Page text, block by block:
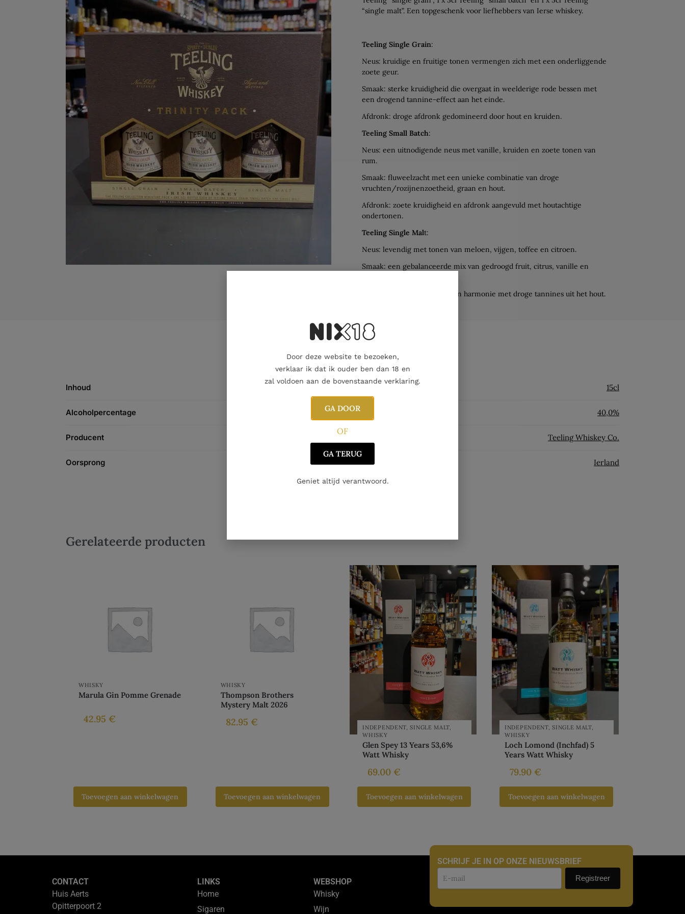
“single malt”. Een topgeschenk voor liefhebbers van Ierse whiskey.
Teeling Single Grain:
Neus: kruidige en fruitige tonen vermengen zich met een onderliggende
zoete geur.
Smaak: sterke kruidigheid die overgaat in weelderige rode bessen met
een drogend tannine-effect aan het einde.
Afdronk: droge afdronk gedomineerd door hout en kruiden.
Teeling Small Batch:
Neus: een uitnodigende neus met vanille, kruiden en zoete tonen van
rum.
Smaak: fluweelzacht met een unieke combinatie van droge
vruchten/rozijnenzoetheid, graan en hout.
Afdronk: zoete kruidigheid en afdronk aangevuld met houtachtige
ondertonen.
Teeling Single Malt:
Neus: levendig met tonen van meloen, vijgen, toffee en citroen.
Smaak: een gebalanceerde mix van gedroogd fruit, citrus, vanille en
Afdronk: lang met zoetheid in harmonie met droge tannines uit het hout.
Inhoud 15cl
Alcoholpercentage 40,0%
Producent Teeling Whiskey Co.
Oorsprong Ierland
Gerelateerde producten
WHISKY
Marula Gin Pomme Grenade
42.95 €
Toevoegen aan winkelwagen
WHISKY
Thompson Brothers
Mystery Malt 2026
82.95 €
Toevoegen aan winkelwagen
INDEPENDENT,SINGLE MALT,
WHISKY
Glen Spey 13 Years 53,6%
Watt Whisky
69.00 €
Toevoegen aan winkelwagen
INDEPENDENT,SINGLE MALT,
WHISKY
Loch Lomond (Inchfad) 5
Years Watt Whisky
79.90 €
Toevoegen aan winkelwagen
CONTACT
Huis Aerts
Opitterpoort 2
LINKS
Home
Sigaren
WEBSHOP
Whisky
Wijn
SCHRIJF JE IN OP ONZE NIEUWSBRIEF
Nieuwsbrief Registreer
Door deze website te bezoeken,
verklaar ik dat ik ouder ben dan 18 en
zal voldoen aan de bovenstaande verklaring.
GA DOOR
OF
GA TERUG
Geniet altijd verantwoord.